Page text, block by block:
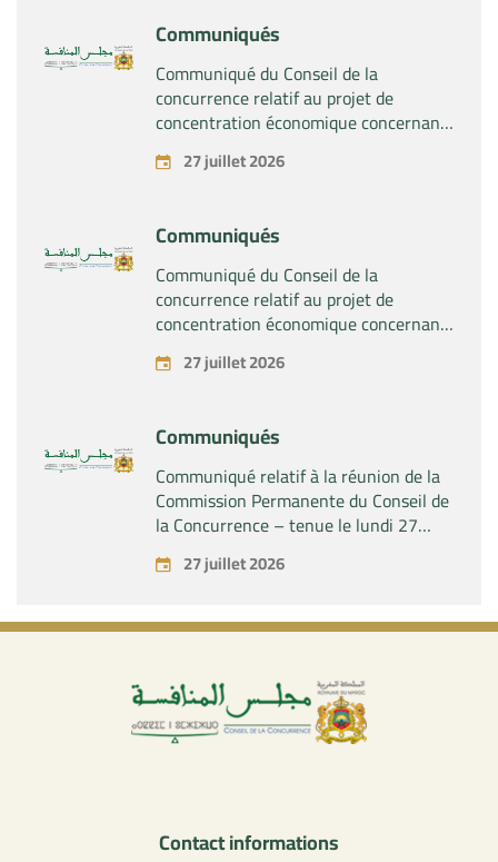
pharmaceutiques « Rilutek » et «
Sabril » détenus par la société « Sanofi
SA »
Communiqués
Communiqué du Conseil de la
concurrence relatif au projet de
concentration économique concernant
la prise du contrôle exclusif par la
société « Plastika Kritis SA » de la
27 juillet 2026
Communiqués
Communiqué du Conseil de la
concurrence relatif au projet de
concentration économique concernant
la prise par la société « Fives SAS » du
contrôle exclusif de la société « Aries
27 juillet 2026
Communiqués
Communiqué relatif à la réunion de la
Commission Permanente du Conseil de
la Concurrence – tenue le lundi 27
juillet 2026
27 juillet 2026
Contact informations